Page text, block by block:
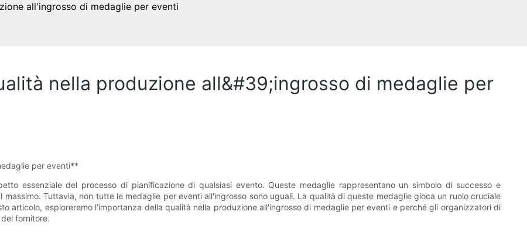
all'ingrosso di medaglie per eventi
nella produzione all&#39;ingrosso di medaglie per
per eventi**
essenziale del processo di pianificazione di qualsiasi evento. Queste medaglie rappresentano un simbolo di successo e
Tuttavia, non tutte le medaglie per eventi all'ingrosso sono uguali. La qualità di queste medaglie gioca un ruolo cruciale
articolo, esploreremo l'importanza della qualità nella produzione all'ingrosso di medaglie per eventi e perché gli organizzatori di
fornitore.